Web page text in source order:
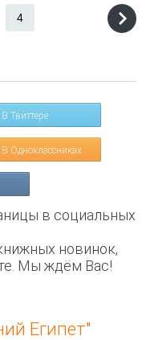
4
В Твиттере
В Одноклассниках
в социальных
новинок,
Мы ждём Вас!
Египет"